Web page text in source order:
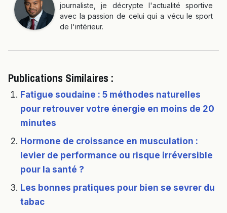
journaliste, je décrypte l'actualité sportive
avec la passion de celui qui a vécu le sport
de l'intérieur.
Publications Similaires :
Fatigue soudaine : 5 méthodes naturelles
pour retrouver votre énergie en moins de 20
minutes
Hormone de croissance en musculation :
levier de performance ou risque irréversible
pour la santé ?
Les bonnes pratiques pour bien se sevrer du
tabac